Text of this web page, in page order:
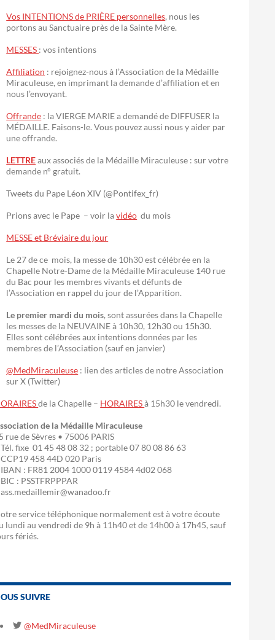
Vos INTENTIONS de PRIÈRE personnelles, nous les
portons au Sanctuaire près de la Sainte Mère.
MESSES : vos intentions
Affiliation : rejoignez-nous à l’Association de la Médaille
Miraculeuse, en imprimant la demande d’affiliation et en
nous l’envoyant.
Offrande : la VIERGE MARIE a demandé de DIFFUSER la
MÉDAILLE. Faisons-le. Vous pouvez aussi nous y aider par
une offrande.
LETTREaux associés de la Médaille Miraculeuse : sur votre
demande n° gratuit.
Tweets du Pape Léon XIV (@Pontifex_fr)
Prions avec le Pape – voir lavidéo du mois
MESSE et Bréviaire du jour
Le 27 de ce mois, la messe de 10h30 est célébrée en la
Chapelle Notre-Dame de la Médaille Miraculeuse 140 rue
du Bac pour les membres vivants et défunts de
l’Association en rappel du jour de l’Apparition.
Le premier mardi du mois, sont assurées dans la Chapelle
les messes de la NEUVAINE à 10h30, 12h30 ou 15h30.
Elles sont célébrées aux intentions données par les
membres de l’Association (sauf en janvier)
@MedMiraculeuse : lien des articles de notre Association
sur X (Twitter)
de la Chapelle – HORAIRESà 15h30 le vendredi.
de la Médaille Miraculeuse
rue de Sèvres • 75006 PARIS
fixe 01 45 48 08 32 ; portable 07 80 08 86 63
458 44D 020 Paris
: FR81 2004 1000 0119 4584 4d02 068
: PSSTFRPPPAR
service téléphonique normalement est à votre écoute
lundi au vendredi de 9h à 11h40 et de 14h00 à 17h45, sauf
fériés.
SUIVRE
@MedMiraculeuse